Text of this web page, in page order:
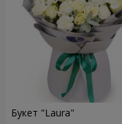
Букет "Laura"